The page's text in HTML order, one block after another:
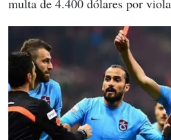
multa de 4.400 dólares por